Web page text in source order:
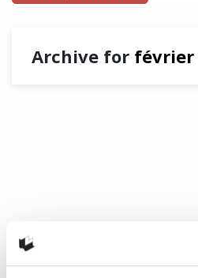
Archive for février